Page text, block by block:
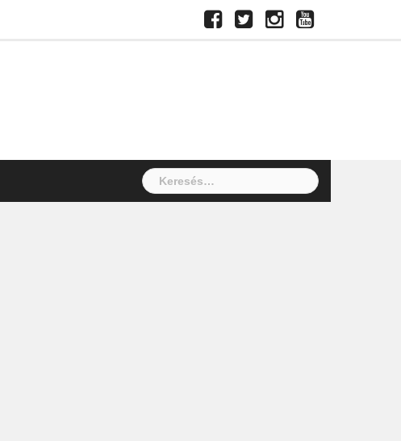
Facebook
TwitterInstagramYoutube
Keresés: